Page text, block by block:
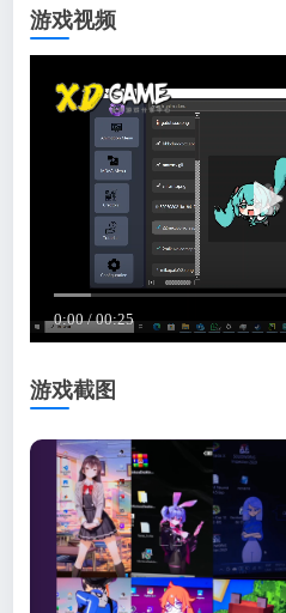
游戏视频
游戏截图